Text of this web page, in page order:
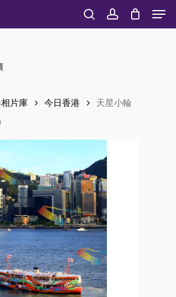
searchaccount
片庫 今日香港
天星小輪